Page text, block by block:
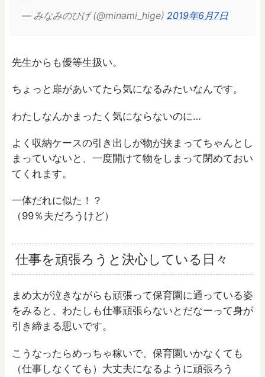
— みなみのひげ (@minami_hige) 2019年6月7日
先生からも優等生扱い。
ちょっと扉があいてたら気になるみたいなんです。
わたしなんかまったく気にならないのに…
よく収納ケースの引き出しが物が挟まってちゃんとし
まっていないと、一度開けて物をしまって閉めておい
てくれます。
一体だれに似た！？
（99％夫だろうけど）
仕事を頑張ろうと決心している日々
まめ太が泣きながらも頑張って保育園に通っている姿
をみると、わたしも仕事頑張らないとだなーって身が
引き締まる思いです。
こうなったらめっちゃ稼いで、保育園いかなくても
（仕事しなくても）大丈夫になるように頑張ろう